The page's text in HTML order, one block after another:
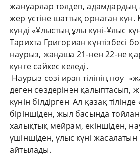
жануарлар төлдеп, адамдардың
жер үстіне шаттық орнаған күн.
күнді «Ұлыстың ұлы күні-Ұлыс
Тарихта Григориан күнтізбесі
наурыз, жаңаша 21-нен 22-не
күнге сәйкес келеді.
Наурыз сөзі иран тілінің ноу-
деген сөздерінен қалыптасып,
күнін білдірген. Ал қазақ
біріншіден, жыл басында
халықтық мейрам, екіншіден,
үшіншіден, ұлыс күні
айтылады.